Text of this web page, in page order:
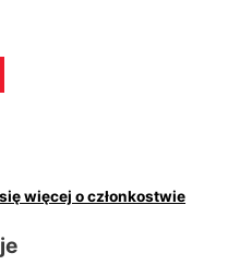
więcej o członkostwie